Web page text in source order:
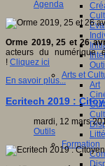
Arts et
Art
Formation
Agenda
Orme 2019, 25 et 26
acteurs du numérique
! Cliquez ici
En savoir plus...
Ecritech 2019 :
mardi, 12 mars
Outils